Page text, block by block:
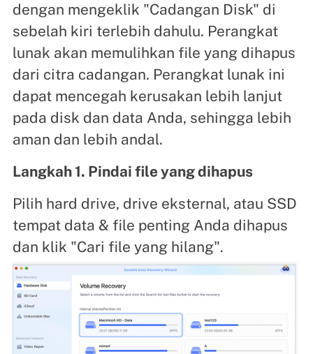
dengan mengeklik "Cadangan Disk" di
sebelah kiri terlebih dahulu. Perangkat
lunak akan memulihkan file yang dihapus
dari citra cadangan. Perangkat lunak ini
dapat mencegah kerusakan lebih lanjut
pada disk dan data Anda, sehingga lebih
aman dan lebih andal.
Langkah 1. Pindai file yang dihapus
Pilih hard drive, drive eksternal, atau SSD
tempat data & file penting Anda dihapus
dan klik "Cari file yang hilang".